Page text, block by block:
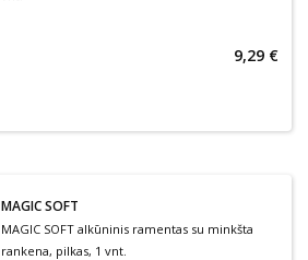
9,29 €
MAGIC SOFT
MAGIC SOFT alkūninis ramentas su minkšta
rankena, pilkas, 1 vnt.